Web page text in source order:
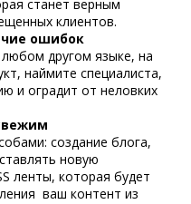
станет верным
клиентов.
ошибок
другом языке, на
наймите специалиста,
и оградит от неловких
создание блога,
новую
ленты, которая будет
ваш контент из